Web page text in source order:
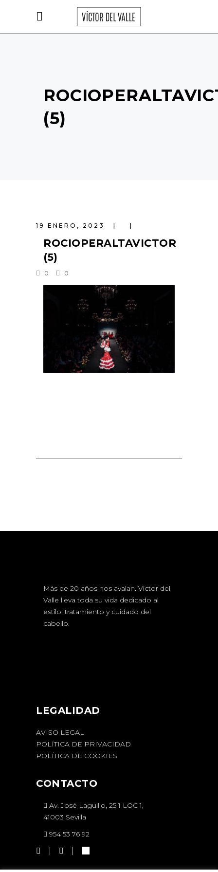
(5)
19 ENERO, 2023
ROCIOPERALTAVICTOR
(5)
0 0
Más de 20 años nos avalan. Víctor del
Valle lleva toda su vida dedicado al
estilo, tratamiento y cuidado del
cabello.
LEGALIDAD
AVISO LEGAL
POLÍTICA DE PRIVACIDAD
POLÍTICA DE COOKIES
CONTACTO
Av. José Laguillo, 25 1 LOC 1,
41003 Sevilla
954 53 76 92